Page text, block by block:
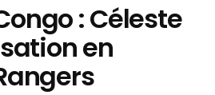
: Céleste
en